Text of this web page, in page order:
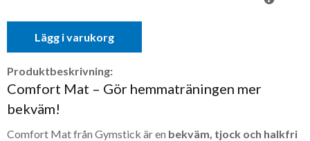
Lägg i varukorg
Produktbeskrivning:
Comfort Mat – Gör hemmaträningen mer
bekväm!
Comfort Mat från Gymstick är en bekväm, tjock och halkfri